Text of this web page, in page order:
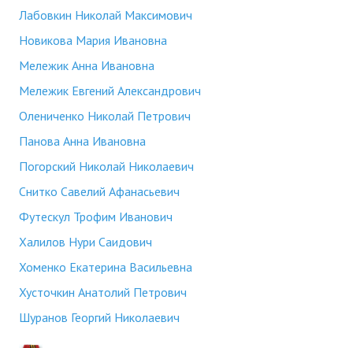
Лабовкин Николай Максимович
Новикова Мария Ивановна
Мележик Анна Ивановна
Мележик Евгений Александрович
Олениченко Николай Петрович
Панова Анна Ивановна
Погорский Николай Николаевич
Снитко Савелий Афанасьевич
Футескул Трофим Иванович
Халилов Нури Саидович
Хоменко Екатерина Васильевна
Хусточкин Анатолий Петрович
Шуранов Георгий Николаевич